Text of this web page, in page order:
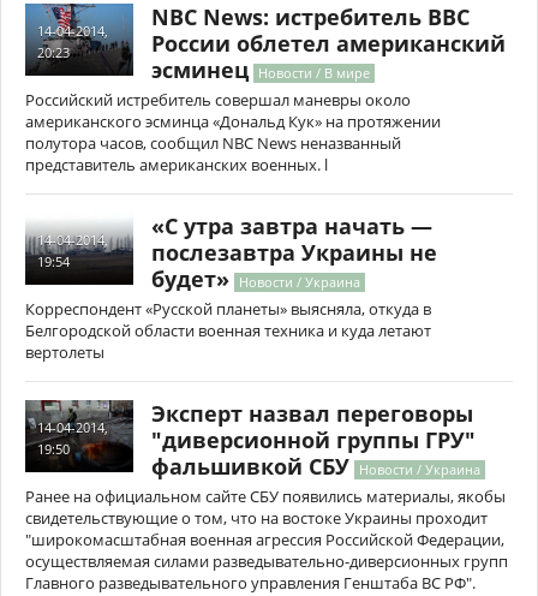
14-04-2014,
20:23
NBC News: истребитель ВВС
России облетел американский
эсминец Новости / В мире
Российский истребитель совершал маневры около
американского эсминца «Дональд Кук» на протяжении
полутора часов, сообщил NBC News неназванный
представитель американских военных. l
14-04-2014,
19:54
«С утра завтра начать —
послезавтра Украины не
будет» Новости / Украина
Корреспондент «Русской планеты» выясняла, откуда в
Белгородской области военная техника и куда летают
вертолеты
14-04-2014,
19:50
Эксперт назвал переговоры
"диверсионной группы ГРУ"
фальшивкой СБУ Новости / Украина
Ранее на официальном сайте СБУ появились материалы, якобы
свидетельствующие о том, что на востоке Украины проходит
"широкомасштабная военная агрессия Российской Федерации,
осуществляемая силами разведывательно-диверсионных групп
Главного разведывательного управления Генштаба ВС РФ".